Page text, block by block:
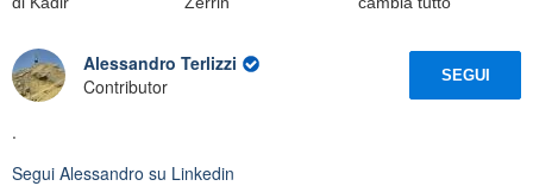
Alessandro Terlizzi
Contributor
SEGUI
.
Segui Alessandro su Linkedin